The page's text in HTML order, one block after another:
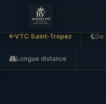
VTC Saint-Tropez De
Longue distance